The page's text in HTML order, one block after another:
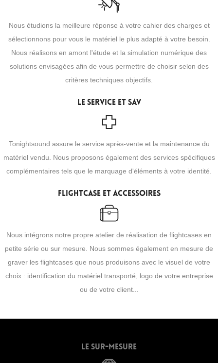
Nous étudions la meilleure réponse à votre cahier des charges et
sélectionnons pour vous le matériel le plus adapté à votre besoin.
Nous réalisons en amont l'étude et la simulation numérique des
solutions envisagées afin de vous permettre de choisir selon des
critères techniques objectifs.
Le service et SAV
Tonightsound assure le service après-vente et la maintenance du
matériel vendu. Nous proposons également des services spécifiques
complémentaires tels que le marquage d'éléments à votre identité.
Flightcase et accessoires
Nous intégrons notre propre atelier de réalisation de flightcases en
petite série ou sur mesure. Nous sommes également en mesure de
graver les flightcases que nous produisons avec le visuel de votre
choix : identification du matériel transporté, logo de votre entreprise
ou de votre client...
Le sur-mesure